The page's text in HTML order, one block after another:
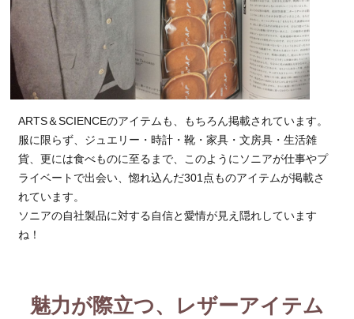
ARTS＆SCIENCEのアイテムも、もちろん掲載されています。
服に限らず、ジュエリー・時計・靴・家具・文房具・生活雑
貨、更には食べものに至るまで、このようにソニアが仕事やプ
ライベートで出会い、惚れ込んだ301点ものアイテムが掲載さ
れています。
ソニアの自社製品に対する自信と愛情が見え隠れしています
ね！
魅力が際立つ、レザーアイテム